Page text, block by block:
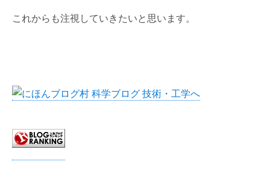
これからも注視していきたいと思います。